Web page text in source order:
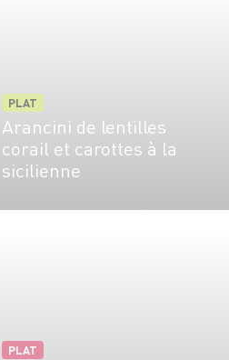
PLAT
Arancini de lentilles
corail et carottes à la
sicilienne
PLAT